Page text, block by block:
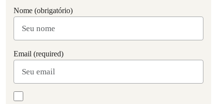
Nome (obrigatório)
Email (required)